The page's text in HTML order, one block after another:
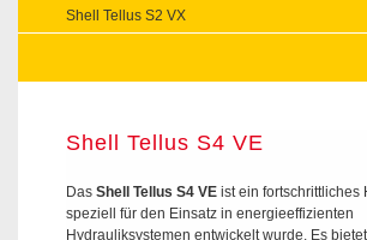
Shell Tellus S2 VX
Shell Tellus S4 VE
Das Shell Tellus S4 VE ist ein fortschrittliches
speziell für den Einsatz in energieeffizienten
Hydrauliksystemen entwickelt wurde. Es bietet